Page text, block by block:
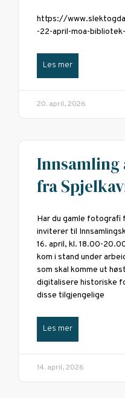
https://
-22-april-moa-
Les mer
20. april, 2026
Innsamling
fra
Har du gamle fotografi
inviterer til
16. april, kl. 18.00-
kom i stand under
som skal komme ut
digitalisere historiske
disse tilgjengelige
Les mer
14. april, 2026